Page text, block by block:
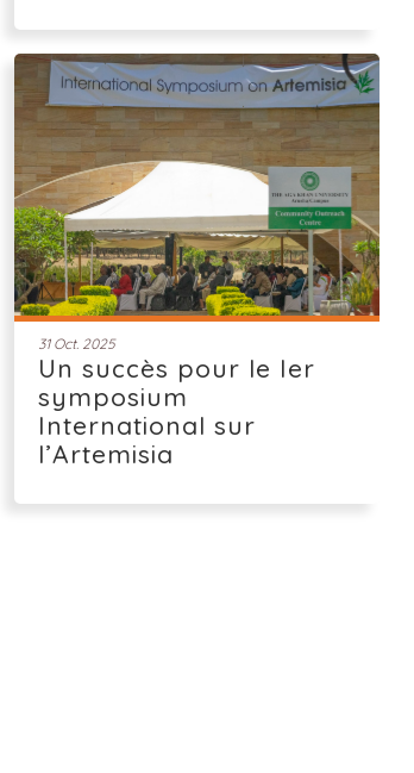
31 Oct. 2025
Un succès pour le Ier
symposium
International sur
l’Artemisia